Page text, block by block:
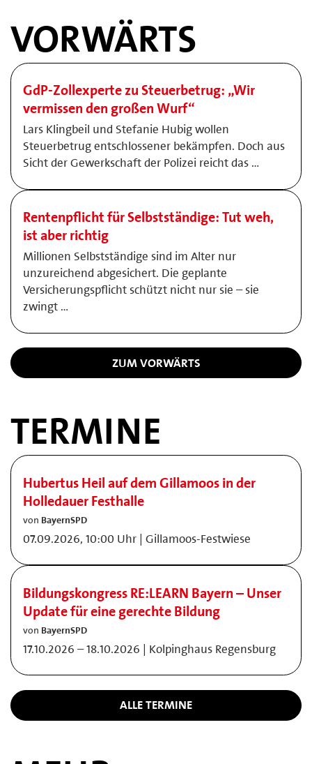
VORWÄRTS
GdP-Zollexperte zu Steuerbetrug: „Wir
vermissen den großen Wurf“
Lars Klingbeil und Stefanie Hubig wollen
Steuerbetrug entschlossener bekämpfen. Doch aus
Sicht der Gewerkschaft der Polizei reicht das …
Rentenpflicht für Selbstständige: Tut weh,
ist aber richtig
Millionen Selbstständige sind im Alter nur
unzureichend abgesichert. Die geplante
Versicherungspflicht schützt nicht nur sie – sie
zwingt …
ZUM VORWÄRTS
TERMINE
Hubertus Heil auf dem Gillamoos in der
Holledauer Festhalle
von BayernSPD
07.09.2026, 10:00 Uhr | Gillamoos-Festwiese
Bildungskongress RE:LEARN Bayern – Unser
Update für eine gerechte Bildung
von BayernSPD
17.10.2026 – 18.10.2026 | Kolpinghaus Regensburg
ALLE TERMINE